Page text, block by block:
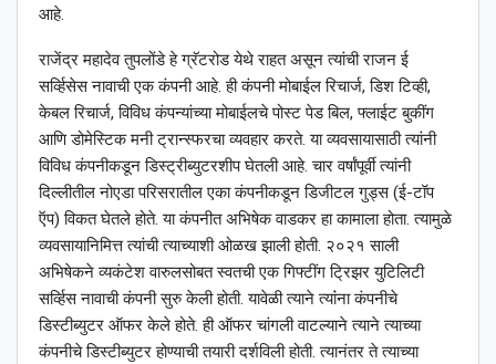
आहे.
राजेंद्र महादेव तुपलोंडे हे ग्रॅटरोड येथे राहत असून त्यांची राजन ई
सर्व्हिसेस नावाची एक कंपनी आहे. ही कंपनी मोबाईल रिचार्ज, डिश टिव्ही,
केबल रिचार्ज, विविध कंपन्यांच्या मोबाईलचे पोस्ट पेड बिल, फ्लाईट बुकींग
आणि डोमेस्टिक मनी ट्रान्स्फरचा व्यवहार करते. या व्यवसायासाठी त्यांनी
विविध कंपनीकडून डिस्ट्रीब्युटरशीप घेतली आहे. चार वर्षांपूर्वी त्यांनी
दिल्लीतील नोएडा परिसरातील एका कंपनीकडून डिजीटल गुड्स (ई-टॉप
ऍप) विकत घेतले होते. या कंपनीत अभिषेक वाडकर हा कामाला होता. त्यामुळे
व्यवसायानिमित्त त्यांची त्याच्याशी ओळख झाली होती. २०२१ साली
अभिषेकने व्यकंटेश वारुलसोबत स्वतची एक गिफ्टींग ट्रिझर युटिलिटी
सर्व्हिस नावाची कंपनी सुरु केली होती. यावेळी त्याने त्यांंना कंपनीचे
डिस्टीब्युटर ऑफर केले होते. ही ऑफर चांगली वाटल्याने त्याने त्याच्या
कंपनीचे डिस्टीब्युटर होण्याची तयारी दर्शविली होती. त्यानंतर ते त्याच्या